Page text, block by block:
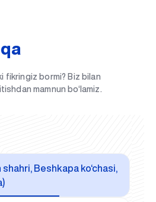
fikringiz bormi? Biz bilan
mamnun bo‘lamiz.
Beshkapa ko‘chasi,